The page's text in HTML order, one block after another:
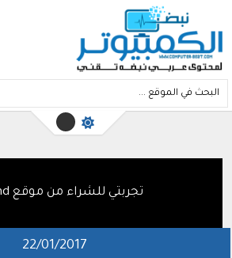
تجربتي للشراء من موقع Dbrand
22/01/2017